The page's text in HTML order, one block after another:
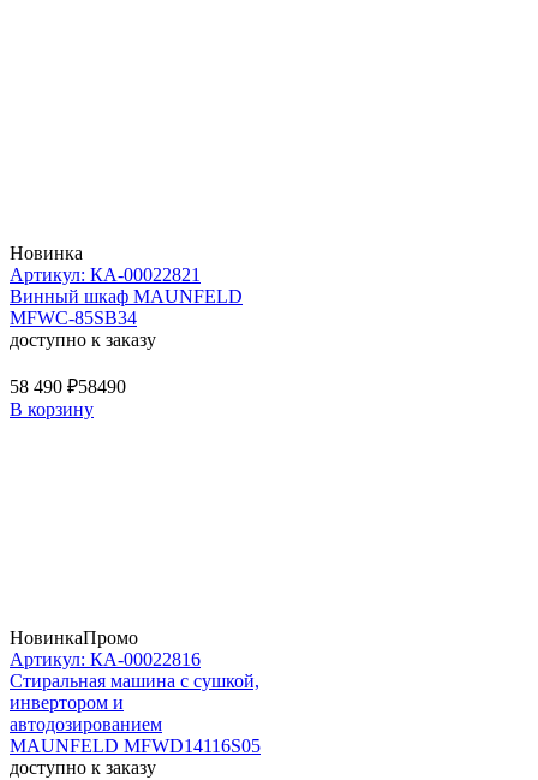
Новинка
Артикул: КА-00022821
Винный шкаф MAUNFELD
MFWC-85SB34
доступно к заказу
58 490 ₽58490
В корзину
НовинкаПромо
Артикул: КА-00022816
Стиральная машина c сушкой,
инвертором и
автодозированием
MAUNFELD MFWD14116S05
доступно к заказу